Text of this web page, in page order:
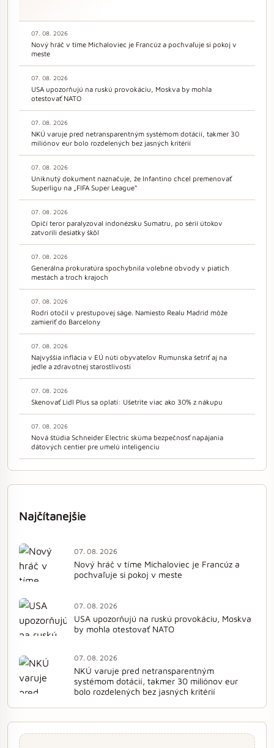
07. 08. 2026
Nový hráč v tíme Michaloviec je Francúz a pochvaľuje si pokoj v
meste
07. 08. 2026
USA upozorňujú na ruskú provokáciu, Moskva by mohla
otestovať NATO
07. 08. 2026
NKÚ varuje pred netransparentným systémom dotácií, takmer 30
miliónov eur bolo rozdelených bez jasných kritérií
07. 08. 2026
Uniknutý dokument naznačuje, že Infantino chcel premenovať
Superligu na „FIFA Super League“
07. 08. 2026
Opičí teror paralyzoval indonézsku Sumatru, po sérii útokov
zatvorili desiatky škôl
07. 08. 2026
Generálna prokuratúra spochybnila volebné obvody v piatich
mestách a troch krajoch
07. 08. 2026
Rodri otočil v prestupovej ságe. Namiesto Realu Madrid môže
zamieriť do Barcelony
07. 08. 2026
Najvyššia inflácia v EÚ núti obyvateľov Rumunska šetriť aj na
jedle a zdravotnej starostlivosti
07. 08. 2026
Skenovať Lidl Plus sa oplatí: Ušetrite viac ako 30% z nákupu
07. 08. 2026
Nová štúdia Schneider Electric skúma bezpečnosť napájania
dátových centier pre umelú inteligenciu
Najčítanejšie
07. 08. 2026
Nový hráč v tíme Michaloviec je Francúz a
pochvaľuje si pokoj v meste
07. 08. 2026
USA upozorňujú na ruskú provokáciu, Moskva
by mohla otestovať NATO
07. 08. 2026
NKÚ varuje pred netransparentným
systémom dotácií, takmer 30 miliónov eur
bolo rozdelených bez jasných kritérií